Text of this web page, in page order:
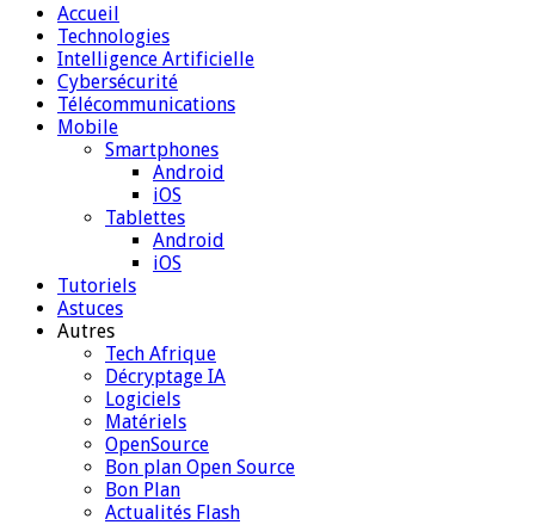
Accueil
Technologies
Intelligence Artificielle
Cybersécurité
Télécommunications
Mobile
Smartphones
Android
iOS
Tablettes
Android
iOS
Tutoriels
Astuces
Autres
Tech Afrique
Décryptage IA
Logiciels
Matériels
OpenSource
Bon plan Open Source
Bon Plan
Actualités Flash